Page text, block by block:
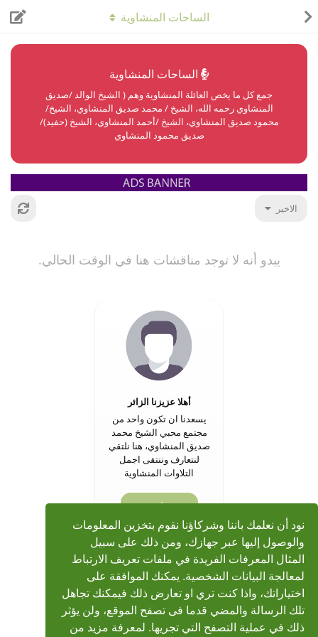
نود أن نعلمك باننا وشركاؤنا نقوم بتخزين المعلومات
والوصول إليها عبر جهازك، ومن ذلك على سبيل
المثال المعرفات الفريدة في ملفات تعريف الارتباط
لمعالجة البيانات الشخصية. يمكنك الموافقة على
اختياراتك، واذا كنت تري او تعارض ذلك فيمكنك تجاهل
تلك الرسالة والمضي قدما فى تصفح الموقع، ولن يؤثر
ذلك في عملية التصفح التي تجريها. لمعرفة مزيد من
الساحات المنشاوية
جمع كل ما يخص العائلة المنشاوية وهم ( الشيخ الوالد /صديق
المنشاوي رحمه الله، الشيخ / محمد صديق المنشاوي، الشيخ/
محمود صديق المنشاوي، الشيخ /أحمد المنشاوي، الشيخ (حفيد)/
صديق محمود المنشاوي
الساحات المنشاوية
الاخير
يبدو أنه لا توجد مناقشات هنا في الوقت الحالي.
أهلا عزيزنا الزائر
يسعدنا ان تكون واحد من
مجتمع محبي الشيخ محمد
صديق المنشاوي، هنا نلتقي
لنتعارف وننتقى اجمل
التلاوات المنشاوية
تسجيل جديد